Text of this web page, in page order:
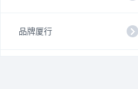
品牌厦行